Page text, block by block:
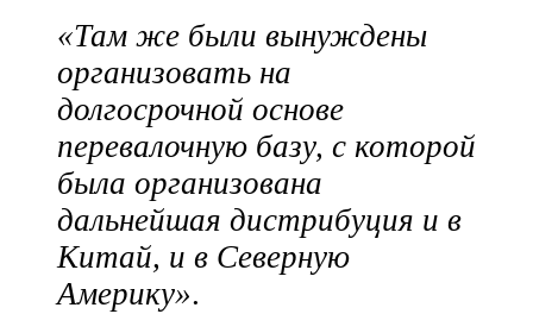
«Там же были вынуждены
организовать на
долгосрочной основе
перевалочную базу, с которой
была организована
дальнейшая дистрибуция и в
Китай, и в Северную
Америку».